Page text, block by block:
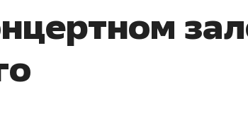
чем интересен Оман?